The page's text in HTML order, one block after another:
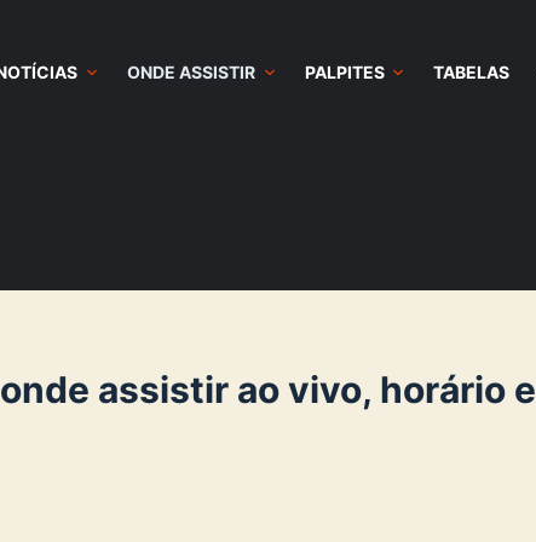
ONDE ASSISTIR PALPITES TABELAS
assistir ao vivo, horário e